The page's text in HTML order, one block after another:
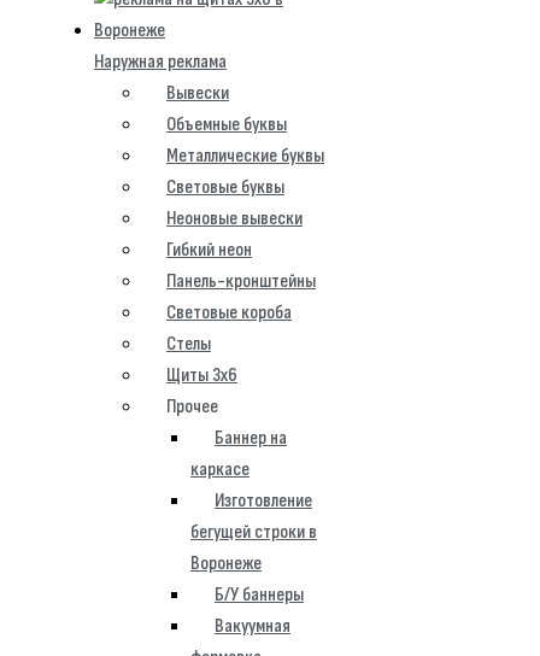
Наружная реклама
Вывески
Объемные буквы
Металлические буквы
Световые буквы
Неоновые вывески
Гибкий неон
Панель-кронштейны
Световые короба
Стелы
Щиты 3х6
Прочее
Баннер на
каркасе
Изготовление
бегущей строки в
Воронеже
Б/У баннеры
Вакуумная